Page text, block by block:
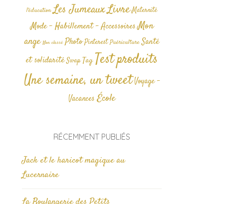
l'éducation Les JumeauxLivre Maternité
Mode - Habillement - AccessoiresMon
ange Non classé Photo Pinterest Puériculture Santé
et solidarité Swap TagTest produits
Une semaine, un tweetVoyage -
Vacances École
RÉCEMMENT PUBLIÉS
Jack et le haricot magique au
Lucernaire